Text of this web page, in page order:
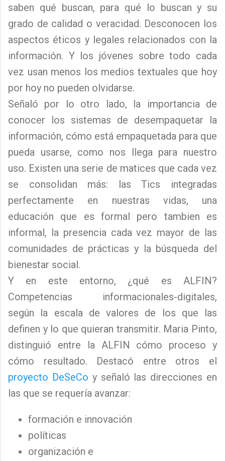
saben qué buscan, para qué lo buscan y su
grado de calidad o veracidad. Desconocen los
aspectos éticos y legales relacionados con la
información. Y los jóvenes sobre todo cada
vez usan menos los medios textuales que hoy
por hoy no pueden olvidarse.
Señaló por lo otro lado, la importancia de
conocer los sistemas de desempaquetar la
información, cómo está empaquetada para que
pueda usarse, como nos llega para nuestro
uso. Existen una serie de matices que cada vez
se consolidan más: las Tics integradas
perfectamente en nuestras vidas, una
educación que es formal pero tambien es
informal, la presencia cada vez mayor de las
comunidades de prácticas y la búsqueda del
bienestar social.
Y en este entorno, ¿qué es ALFIN?
Competencias informacionales-digitales,
según la escala de valores de los que las
definen y lo que quieran transmitir. Maria Pinto,
distinguió entre la ALFIN cómo proceso y
cómo resultado. Destacó entre otros el
proyecto DeSeCo y señaló las direcciones en
las que se requería avanzar:
formación e innovación
políticas
organización e